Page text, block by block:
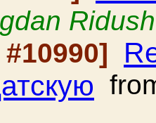
Ridush